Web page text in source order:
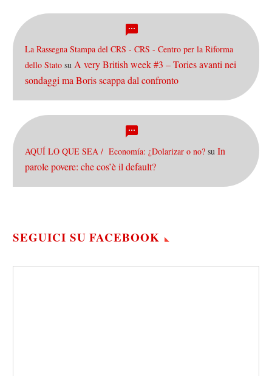
La Rassegna Stampa del CRS - CRS - Centro per la Riforma
dello Stato su A very British week #3 – Tories avanti nei
sondaggi ma Boris scappa dal confronto
AQUÍ LO QUE SEA / Economía: ¿Dolarizar o no? su In
parole povere: che cos’è il default?
SEGUICI SU FACEBOOK